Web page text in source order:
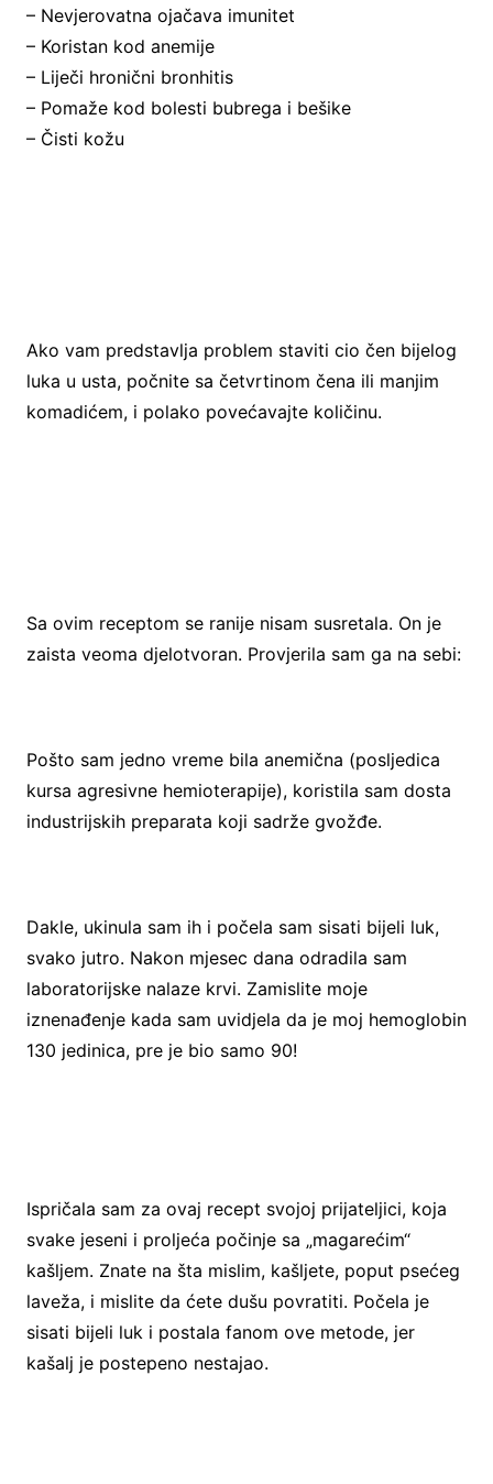
– Nevjerovatna ojačava imunitet
– Koristan kod anemije
– Liječi hronični bronhitis
– Pomaže kod bolesti bubrega i bešike
– Čisti kožu
Ako vam predstavlja problem staviti cio čen bijelog
luka u usta, počnite sa četvrtinom čena ili manjim
komadićem, i polako povećavajte količinu.
Sa ovim receptom se ranije nisam susretala. On je
zaista veoma djelotvoran. Provjerila sam ga na sebi:
Pošto sam jedno vreme bila anemična (posljedica
kursa agresivne hemioterapije), koristila sam dosta
industrijskih preparata koji sadrže gvožđe.
Dakle, ukinula sam ih i počela sam sisati bijeli luk,
svako jutro. Nakon mjesec dana odradila sam
laboratorijske nalaze krvi. Zamislite moje
iznenađenje kada sam uvidjela da je moj hemoglobin
130 jedinica, pre je bio samo 90!
Ispričala sam za ovaj recept svojoj prijateljici, koja
svake jeseni i proljeća počinje sa „magarećim“
kašljem. Znate na šta mislim, kašljete, poput psećeg
laveža, i mislite da ćete dušu povratiti. Počela je
sisati bijeli luk i postala fanom ove metode, jer
kašalj je postepeno nestajao.